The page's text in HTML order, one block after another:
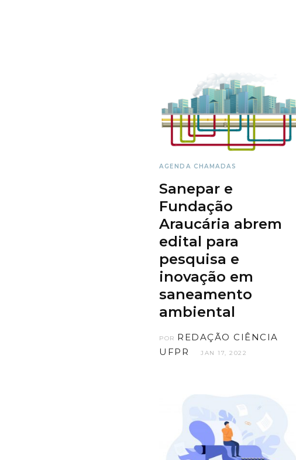
AGENDA CHAMADAS
Sanepar e
Fundação
Araucária abrem
edital para
pesquisa e
inovação em
saneamento
ambiental
POR REDAÇÃO CIÊNCIA
UFPR
JAN 17, 2022